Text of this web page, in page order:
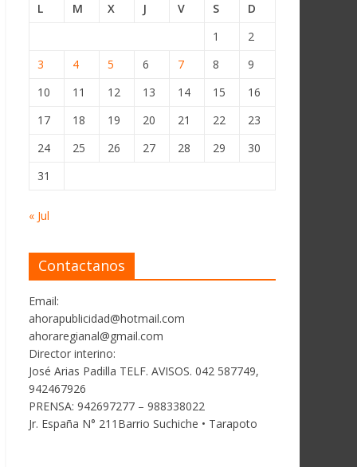
L
M X J V S
D
1
2
3
4 5 6 7 8
9
10
11 12 13 14 15
16
17
18 19 20 21 22
23
24
25 26 27 28 29
30
31
« Jul
Contactanos
Email:
ahorapublicidad@hotmail.com
ahoraregianal@gmail.com
Director interino:
José Arias Padilla TELF. AVISOS. 042 587749,
942467926
PRENSA: 942697277 – 988338022
Jr. España N° 211Barrio Suchiche • Tarapoto